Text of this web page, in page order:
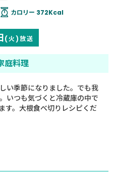
カロリー 372Kcal
(火)放送
庭料理
い季節になりました。でも我
いつも気づくと冷蔵庫の中で
す。大根食べ切りレシピくだ